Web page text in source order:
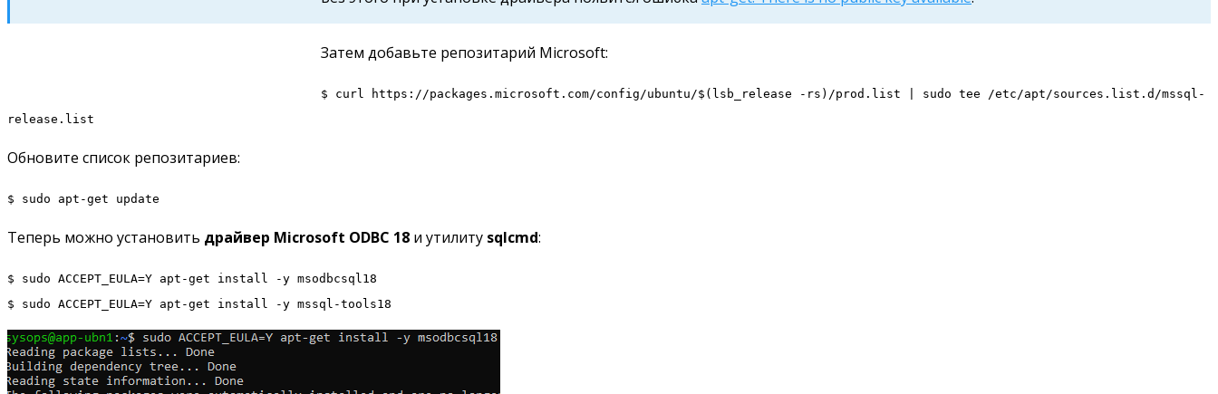
Затем добавьте репозитарий Microsoft:
$ curl https://packages.microsoft.com/config/ubuntu/$(lsb_release -rs)/prod.list | sudo tee /etc/apt/sources.list.d/mssql-
release.list
Обновите список репозитариев:
$ sudo apt-get update
Теперь можно установить драйвер Microsoft ODBC 18 и утилиту sqlcmd:
$ sudo ACCEPT_EULA=Y apt-get install -y msodbcsql18
$ sudo ACCEPT_EULA=Y apt-get install -y mssql-tools18